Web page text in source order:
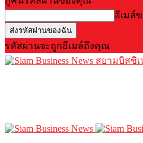
อีเมล์
รหัสผ่านจะถูกอีเมล์ถึงคุณ
สยามบิสซิ